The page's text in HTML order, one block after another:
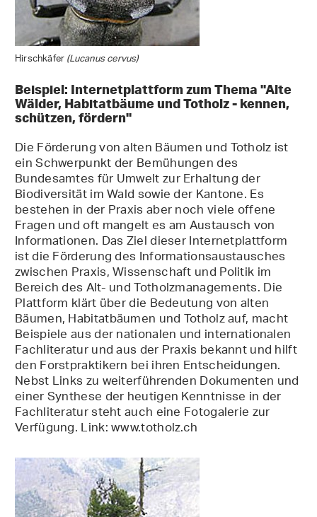
Hirschkäfer(Lucanus cervus)
Beispiel: Internetplattform zum Thema "Alte
Wälder, Habitatbäume und Totholz - kennen,
schützen, fördern"
Die Förderung von alten Bäumen und Totholz ist
ein Schwerpunkt der Bemühungen des
Bundesamtes für Umwelt zur Erhaltung der
Biodiversität im Wald sowie der Kantone. Es
bestehen in der Praxis aber noch viele offene
Fragen und oft mangelt es am Austausch von
Informationen. Das Ziel dieser Internetplattform
ist die Förderung des Informationsaustausches
zwischen Praxis, Wissenschaft und Politik im
Bereich des Alt- und Totholzmanagements. Die
Plattform klärt über die Bedeutung von alten
Bäumen, Habitatbäumen und Totholz auf, macht
Beispiele aus der nationalen und internationalen
Fachliteratur und aus der Praxis bekannt und hilft
den Forstpraktikern bei ihren Entscheidungen.
Nebst Links zu weiterführenden Dokumenten und
einer Synthese der heutigen Kenntnisse in der
Fachliteratur steht auch eine Fotogalerie zur
Verfügung. Link: www.totholz.ch